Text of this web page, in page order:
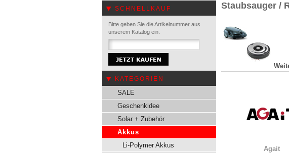
SCHNELLKAUF
Bitte geben Sie die Artikelnummer aus
unserem Katalog ein.
KATEGORIEN
SALE
Geschenkidee
Solar + Zubehör
Akkus
Li-Polymer Akkus
Staubsauger /
Agait